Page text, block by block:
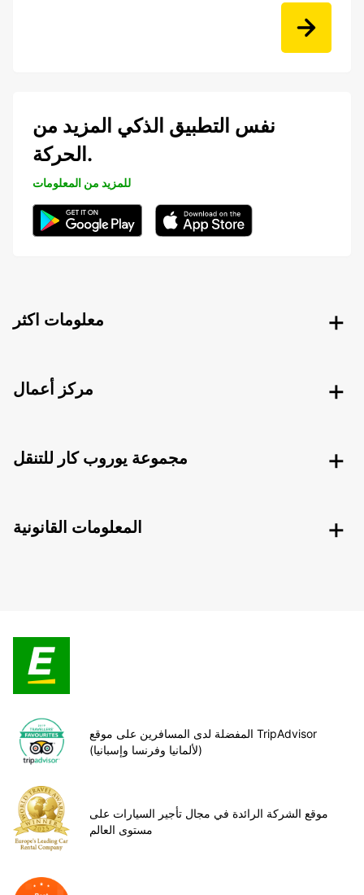
نفس التطبيق الذكي المزيد من
الحركة.
للمزيد من المعلومات
معلومات اكثر
مركز أعمال
مجموعة يوروب كار للتنقل
المعلومات القانونية
المفضلة لدى المسافرين على موقع TripAdvisor
(لألمانيا وفرنسا وإسبانيا)
موقع الشركة الرائدة في مجال تأجير السيارات على
مستوى العالم